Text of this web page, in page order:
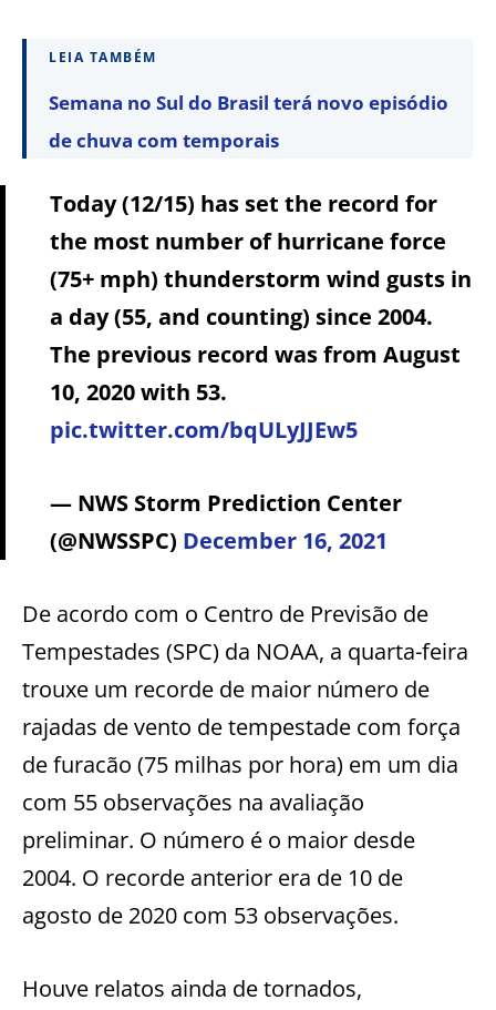
LEIA TAMBÉM
Semana no Sul do Brasil terá novo episódio
de chuva com temporais
Today (12/15) has set the record for
the most number of hurricane force
(75+ mph) thunderstorm wind gusts in
a day (55, and counting) since 2004.
The previous record was from August
10, 2020 with 53.
pic.twitter.com/bqULyJJEw5
— NWS Storm Prediction Center
(@NWSSPC) December 16, 2021
De acordo com o Centro de Previsão de
Tempestades (SPC) da NOAA, a quarta-feira
trouxe um recorde de maior número de
rajadas de vento de tempestade com força
de furacão (75 milhas por hora) em um dia
com 55 observações na avaliação
preliminar. O número é o maior desde
2004. O recorde anterior era de 10 de
agosto de 2020 com 53 observações.
Houve relatos ainda de tornados,